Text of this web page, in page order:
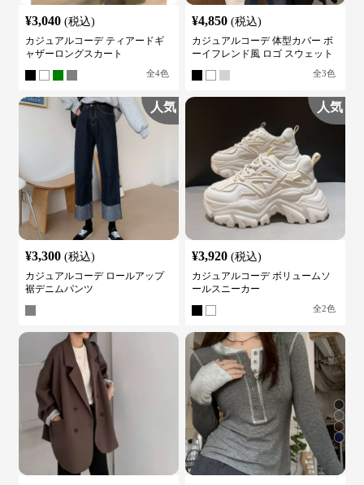
¥3,040 (税込)
カジュアルコーデ ティアードギ
ャザーロングスカート
全4色
¥4,850 (税込)
カジュアルコーデ 体型カバー ボ
ーイフレンド風 ロゴ スウェット
全3色
人気
¥3,300 (税込)
カジュアルコーデ ロールアップ
裾デニムパンツ
人気
¥3,920 (税込)
カジュアルコーデ ボリュームソ
ールスニーカー
全2色